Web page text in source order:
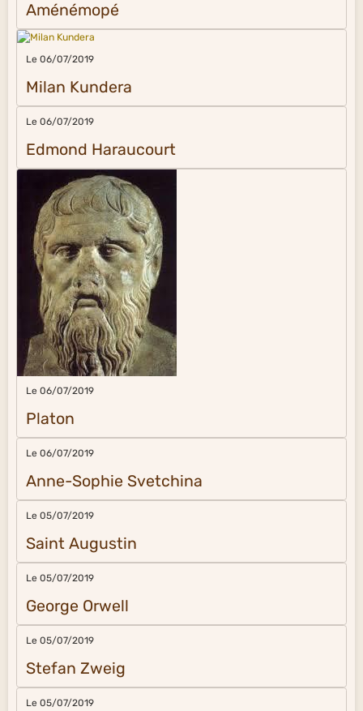
Aménémopé
Le 06/07/2019
Milan Kundera
Le 06/07/2019
Edmond Haraucourt
Le 06/07/2019
Platon
Le 06/07/2019
Anne-Sophie Svetchina
Le 05/07/2019
Saint Augustin
Le 05/07/2019
George Orwell
Le 05/07/2019
Stefan Zweig
Le 05/07/2019